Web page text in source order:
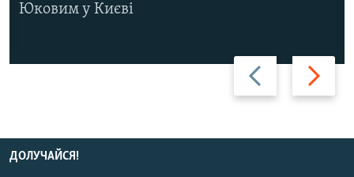
Назад Вперед
Юковим у Києві
ДОЛУЧАЙСЯ!